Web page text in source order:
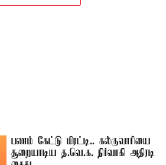
பணம் கேட்டு மிரட்டி.. கல்குவாரியை
சூறையாடிய த.வெ.க. நிர்வாகி அதிரடி